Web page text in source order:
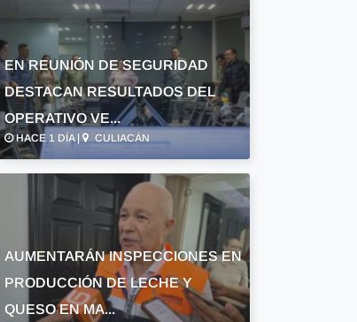
EN REUNIÓN DE SEGURIDAD
DESTACAN RESULTADOS DEL
OPERATIVO VE...
HACE 1 DÍA | CULIACÁN
AUMENTARÁN INSPECCIONES EN
PRODUCCIÓN DE LECHE Y
QUESO EN MA...